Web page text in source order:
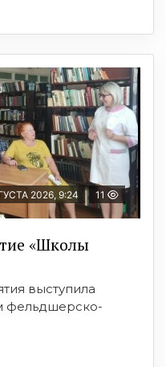
2026, 9:24 11
«Школы
выступила
фельдшерско-